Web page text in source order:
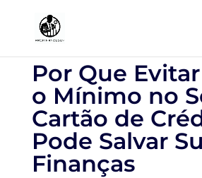
Por Que
o Mínimo no
Cartão de
Pode Salvar
Finanças